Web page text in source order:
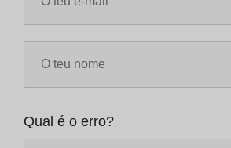
Qual é o erro?